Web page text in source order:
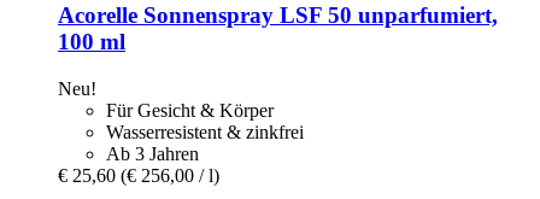
Acorelle Sonnenspray LSF 50 unparfumiert,
100 ml
Neu!
Für Gesicht & Körper
Wasserresistent & zinkfrei
Ab 3 Jahren
€ 25,60 (€ 256,00 / l)